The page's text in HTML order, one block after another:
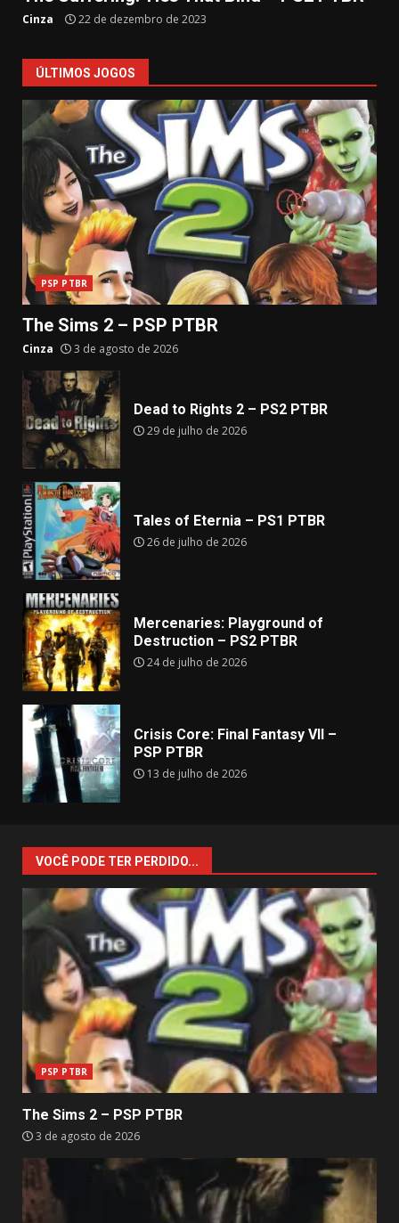
Cinza 22 de dezembro de 2023
ÚLTIMOS JOGOS
PSP PTBR
The Sims 2 – PSP PTBR
Cinza 3 de agosto de 2026
Dead to Rights 2 – PS2 PTBR
29 de julho de 2026
Tales of Eternia – PS1 PTBR
26 de julho de 2026
Mercenaries: Playground of
Destruction – PS2 PTBR
24 de julho de 2026
Crisis Core: Final Fantasy VII –
PSP PTBR
13 de julho de 2026
VOCÊ PODE TER PERDIDO...
PSP PTBR
The Sims 2 – PSP PTBR
3 de agosto de 2026